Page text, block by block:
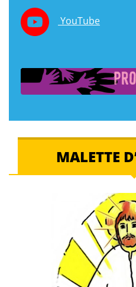
YouTube
MALETTE